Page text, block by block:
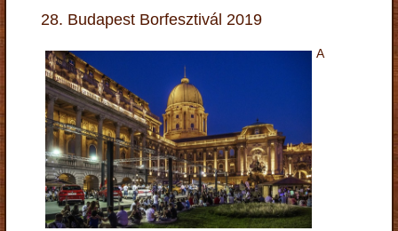
28. Budapest Borfesztivál 2019
A